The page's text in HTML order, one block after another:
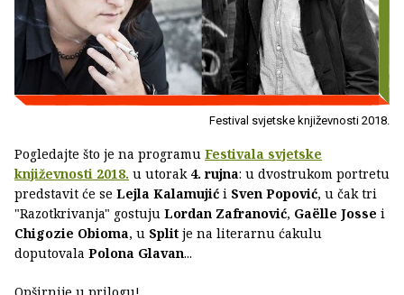
Festival svjetske književnosti 2018.
Pogledajte što je na programu Festivala svjetske
književnosti 2018. u utorak 4. rujna: u dvostrukom portretu
predstavit će se Lejla Kalamujić i Sven Popović, u čak tri
"Razotkrivanja" gostuju Lordan Zafranović, Gaëlle Josse i
Chigozie Obioma, u Split je na literarnu ćakulu
doputovala Polona Glavan...